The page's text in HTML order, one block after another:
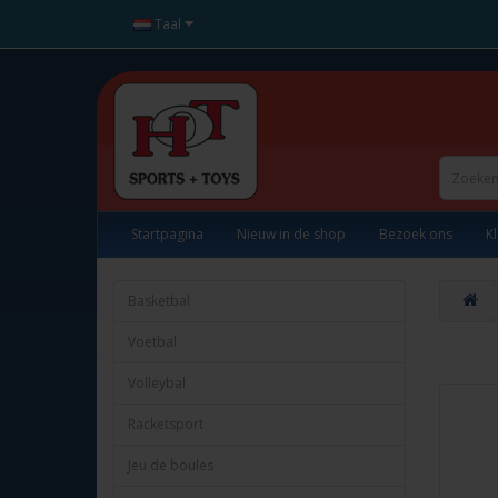
Taal
Startpagina Nieuw in de shop Bezoek ons
Basketbal
Voetbal
Volleybal
Racketsport
Jeu de boules